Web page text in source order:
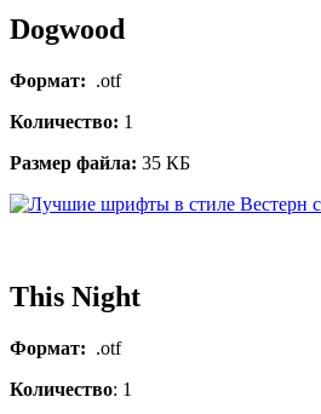
Dogwood
Формат: .otf
Количество: 1
Размер файла: 35 КБ
This Night
Формат: .otf
Количество: 1